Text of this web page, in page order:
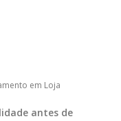
em Loja
antes de